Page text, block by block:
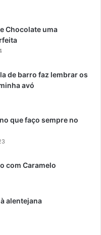
Chocolate uma
de barro faz lembrar os
avó
que faço sempre no
com Caramelo
alentejana